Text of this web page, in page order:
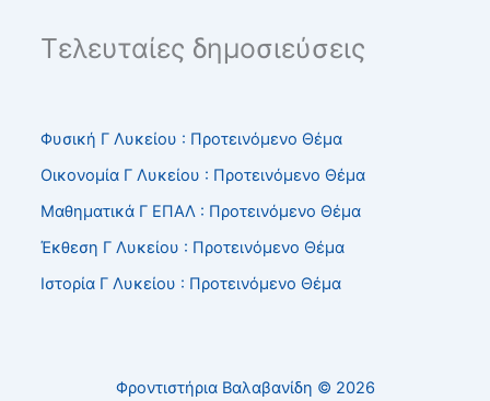
Τελευταίες δημοσιεύσεις
Φυσική Γ Λυκείου : Προτεινόμενο Θέμα
Οικονομία Γ Λυκείου : Προτεινόμενο Θέμα
Μαθηματικά Γ ΕΠΑΛ : Προτεινόμενο Θέμα
Έκθεση Γ Λυκείου : Προτεινόμενο Θέμα
Ιστορία Γ Λυκείου : Προτεινόμενο Θέμα
Φροντιστήρια Βαλαβανίδη © 2026